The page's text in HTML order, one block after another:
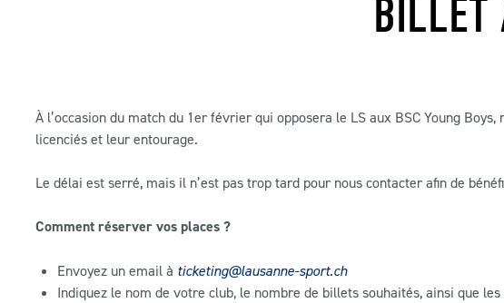
À l’occasion du match du 1er février qui opposera le LS aux BSC Young
licenciés et leur entourage.
Le délai est serré, mais il n’est pas trop tard pour nous contacter afin de
Comment réserver vos places ?
Envoyez un email à ticketing@lausanne-sport.ch
Indiquez le nom de votre club, le nombre de billets souhaités, ainsi que les